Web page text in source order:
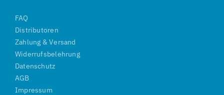
FAQ
Distributoren
Zahlung & Versand
Widerrufsbelehrung
Datenschutz
AGB
Impressum